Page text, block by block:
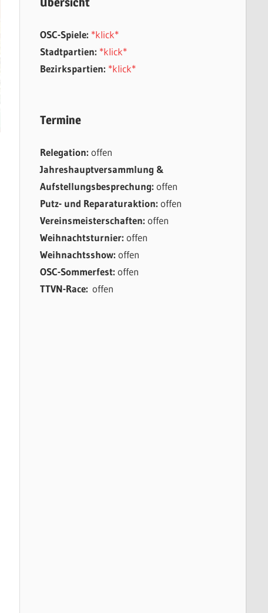
OSC-Spiele: *klick*
Stadtpartien: *klick*
Bezirkspartien: *klick*
Termine
Relegation: offen
Jahreshauptversammlung &
Aufstellungsbesprechung: offen
Putz- und Reparaturaktion: offen
Vereinsmeisterschaften: offen
Weihnachtsturnier: offen
Weihnachtsshow: offen
OSC-Sommerfest: offen
TTVN-Race: offen